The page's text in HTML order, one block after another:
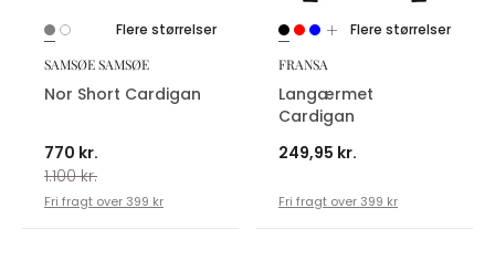
Flere størrelser
SAMSØE SAMSØE
Nor Short Cardigan
770 kr.
1.100 kr.
Fri fragt over 399 kr
Flere størrelser
FRANSA
Langærmet
Cardigan
249,95 kr.
Fri fragt over 399 kr